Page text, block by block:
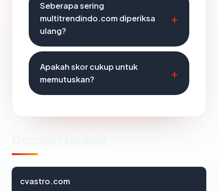
Seberapa sering
multitrendindo.com diperiksa
ulang?
Apakah skor cukup untuk
memutuskan?
cvastro.com